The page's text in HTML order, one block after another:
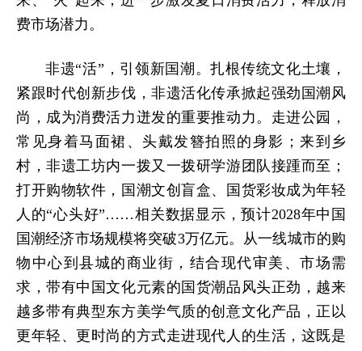
费市场潜力。
非遗“活”，引领新国潮。扎根传统文化土壤，
紧跟时代创新步伐，非遗活化传承掀起强劲国潮风
尚，成为消费活力迸发的重要推动力。走进公园，
常见身着马面裙、头戴发簪拍照的身影；来到乡
村，非遗工坊内一拨又一拨研学游团队接踵而至；
打开购物软件，国潮文创盲盒、国货彩妆成为年轻
人的“心头好”……相关数据显示，预计2028年中国
国潮经济市场规模将突破3万亿元。从一线城市的购
物中心到县城的商业街，结合现代审美、市场需
求，带有中国文化元素的国货潮品风头正劲，越来
越多带有典型东方美学气质的创意文化产品，正以
更年轻、更时尚的方式走进现代人的生活，这既是